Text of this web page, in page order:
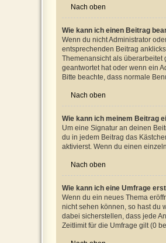
Nach oben
Wie kann ich einen Beitrag
Wenn du nicht Administrator
entsprechenden Beitrag
Themenansicht als überarbeitet
geantwortet hat oder wenn ein
Bitte beachte, dass normale
Nach oben
Wie kann ich meinem Beitrag
Um eine Signatur an deinen
du in jedem Beitrag das
aktivierst. Wenn du einen
Nach oben
Wie kann ich eine Umfrage
Wenn du ein neues Thema
nicht sehen können, so hast du
dabei sicherstellen, dass jede
Zeitlimit für die Umfrage gilt (0